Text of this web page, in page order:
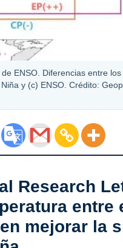
ENSO. Diferencias entre
y (c) ENSO. Crédito:
Research
entre
mejorar la